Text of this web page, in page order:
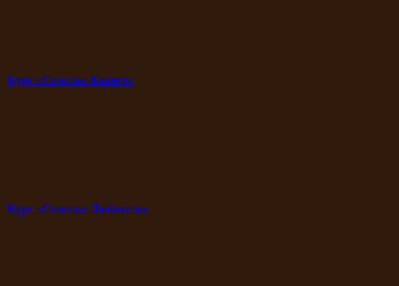
Курс «Сомелье Кавист»
Курс «Сомелье Любитель»